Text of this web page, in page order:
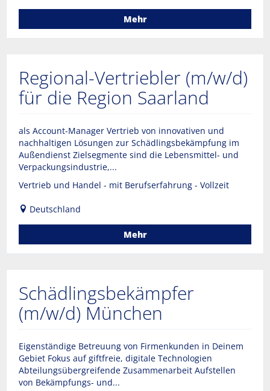
Mehr
Regional-Vertriebler (m/w/d)
für die Region Saarland
als Account-Manager Vertrieb von innovativen und
nachhaltigen Lösungen zur Schädlingsbekämpfung im
Außendienst Zielsegmente sind die Lebensmittel- und
Verpackungsindustrie,...
Vertrieb und Handel - mit Berufserfahrung - Vollzeit
Deutschland
Mehr
Schädlingsbekämpfer
(m/w/d) München
Eigenständige Betreuung von Firmenkunden in Deinem
Gebiet Fokus auf giftfreie, digitale Technologien
Abteilungsübergreifende Zusammenarbeit Aufstellen
von Bekämpfungs- und...